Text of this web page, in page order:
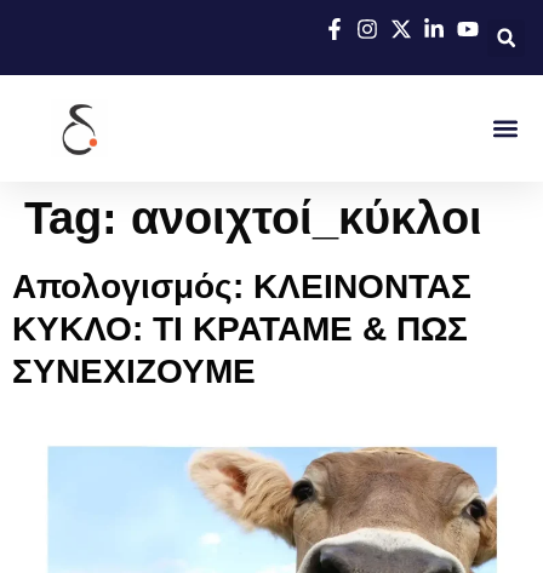
Tag: ανοιχτοί_κύκλοι
Απολογισμός: ΚΛΕΙΝΟΝΤΑΣ
ΚΥΚΛΟ: ΤΙ ΚΡΑΤΑΜΕ & ΠΩΣ
ΣΥΝΕΧΙΖΟΥΜΕ